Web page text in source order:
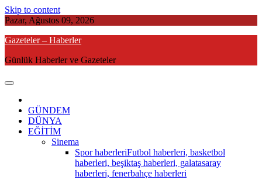
Skip to content
Pazar, Ağustos 09, 2026
Gazeteler – Haberler
Günlük Haberler ve Gazeteler
GÜNDEM
DÜNYA
EĞİTİM
Sinema
Spor haberleriFutbol haberleri, basketbol
haberleri, beşiktaş haberleri, galatasaray
haberleri, fenerbahçe haberleri